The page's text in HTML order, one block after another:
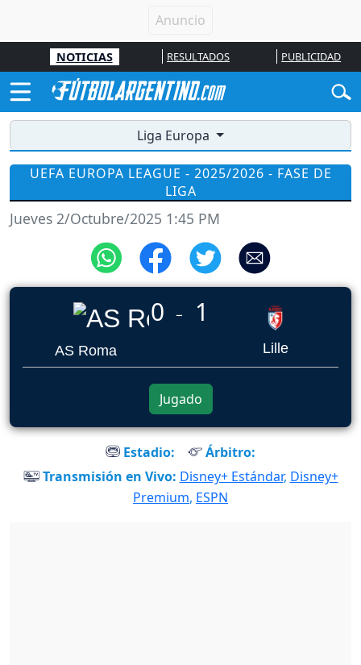
NOTICIAS RESULTADOS PUBLICIDAD
Liga Europa
UEFA EUROPA LEAGUE - 2025/2026 - FASE DE
LIGA
Jueves 2/Octubre/2025 1:45 PM
AS Roma
0 _ 1
Lille
Jugado
Estadio:
Árbitro:
Transmisión en Vivo: Disney+ Estándar, Disney+
Premium, ESPN